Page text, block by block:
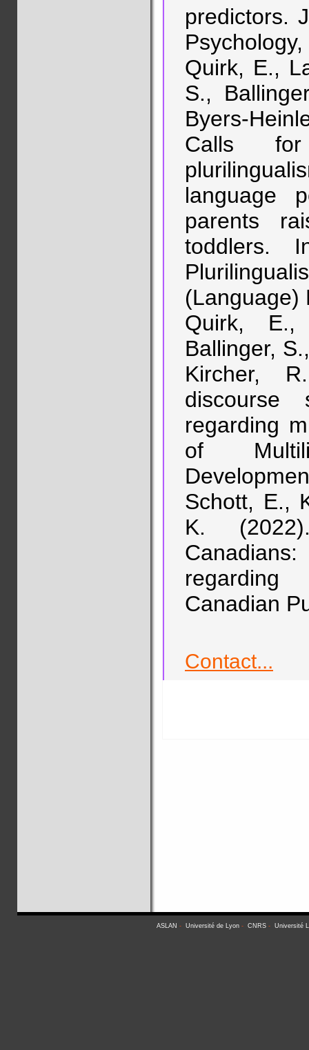
predictors.
Quirk, E.,
S.,
Byers-
Calls
language
parents
toddlers.
(Language)
Quirk, E.,
Ballinger,
Kircher,
discourse
regarding
of
Schott, E.,
K.
Canadian
Contact...
ASLAN - Université de Lyon- CNRS- Université